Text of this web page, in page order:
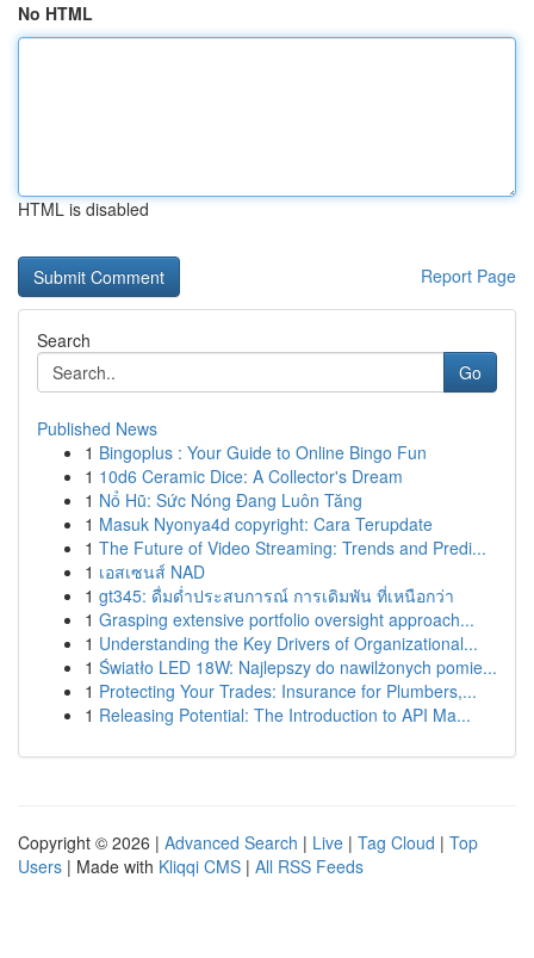
No HTML
HTML is disabled
Report Page
Search
Go
Published News
1 Bingoplus : Your Guide to Online Bingo Fun
1 10d6 Ceramic Dice: A Collector's Dream
1 Nổ Hũ: Sức Nóng Đang Luôn Tăng
1 Masuk Nyonya4d copyright: Cara Terupdate
1 The Future of Video Streaming: Trends and Predi...
1 เอสเซนส์ NAD
1 gt345: ดื่มด่ำประสบการณ์ การเดิมพัน ที่เหนือกว่า
1 Grasping extensive portfolio oversight approach...
1 Understanding the Key Drivers of Organizational...
1 Światło LED 18W: Najlepszy do nawilżonych pomie...
1 Protecting Your Trades: Insurance for Plumbers,...
1 Releasing Potential: The Introduction to API Ma...
Copyright © 2026 | Advanced Search | Live | Tag Cloud | Top
Users | Made with Kliqqi CMS | All RSS Feeds